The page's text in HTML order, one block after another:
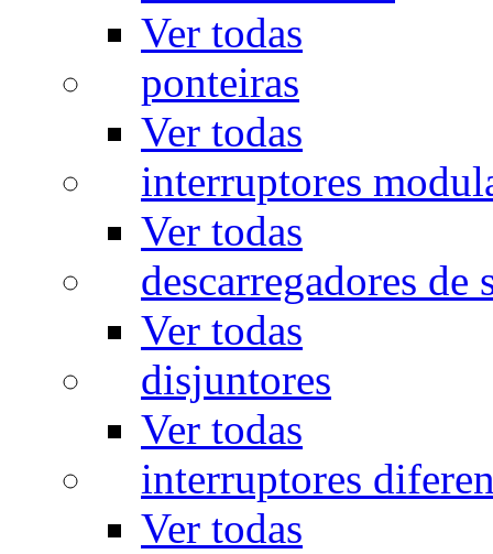
Ver todas
ponteiras
Ver todas
interruptores
Ver todas
descarregadores de
Ver todas
disjuntores
Ver todas
interruptores
Ver todas